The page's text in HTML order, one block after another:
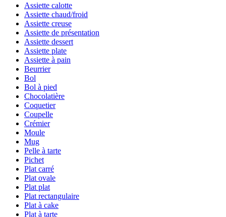
Assiette calotte
Assiette chaud/froid
Assiette creuse
Assiette de présentation
Assiette dessert
Assiette plate
Assiette à pain
Beurrier
Bol
Bol à pied
Chocolatière
Coquetier
Coupelle
Crémier
Moule
Mug
Pelle à tarte
Pichet
Plat carré
Plat ovale
Plat plat
Plat rectangulaire
Plat à cake
Plat à tarte